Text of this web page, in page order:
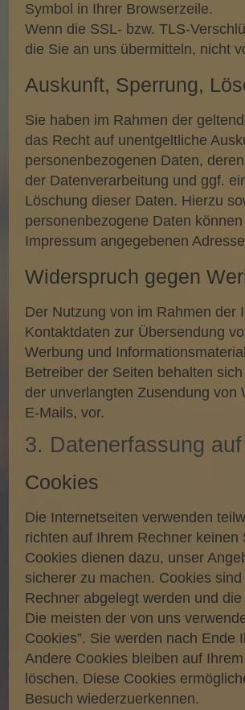
Symbol in Ihrer Browserzeile.
Wenn die SSL- bzw. TLS-
die Sie an uns übermitteln, nicht
Auskunft, Sperrung,
Sie haben im Rahmen der
das Recht auf unentgeltliche
personenbezogenen Daten,
der Datenverarbeitung und ggf.
Löschung dieser Daten. Hierzu
personenbezogene Daten
Impressum angegebenen
Widerspruch gegen
Der Nutzung von im Rahmen der
Kontaktdaten zur Übersendung
Werbung und
Betreiber der Seiten behalten
der unverlangten Zusendung
E-Mails, vor.
3. Datenerfassung
Cookies
Die Internetseiten verwenden
richten auf Ihrem Rechner
Cookies dienen dazu, unser
sicherer zu machen. Cookies
Rechner abgelegt werden und
Die meisten der von uns
Cookies”. Sie werden nach
Andere Cookies bleiben auf
löschen. Diese Cookies
Besuch wiederzuerkennen.